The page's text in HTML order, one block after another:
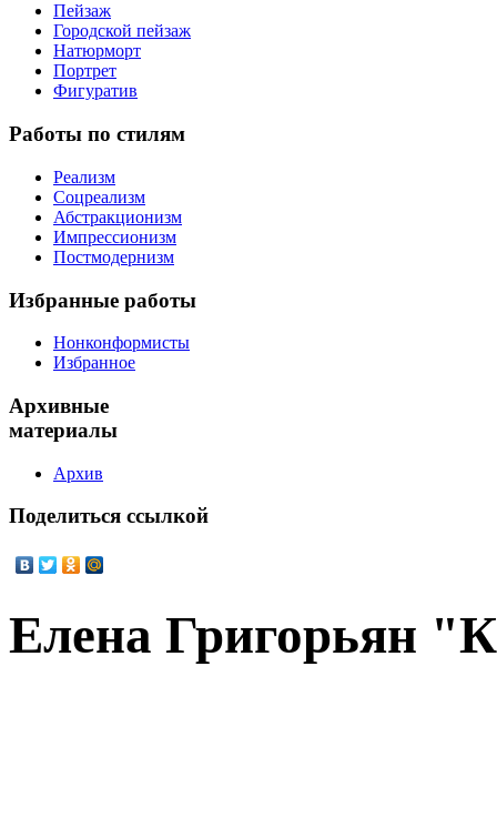
Пейзаж
Городской пейзаж
Натюрморт
Портрет
Фигуратив
Работы по стилям
Реализм
Соцреализм
Абстракционизм
Импрессионизм
Постмодернизм
Избранные работы
Нонконформисты
Избранное
Архивные
материалы
Архив
Поделиться ссылкой
Елена Григорьян